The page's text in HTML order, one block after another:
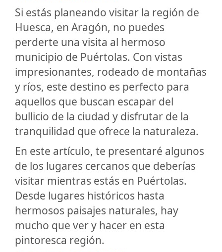
Si estás planeando visitar la región de
Huesca, en Aragón, no puedes
perderte una visita al hermoso
municipio de Puértolas. Con vistas
impresionantes, rodeado de montañas
y ríos, este destino es perfecto para
aquellos que buscan escapar del
bullicio de la ciudad y disfrutar de la
tranquilidad que ofrece la naturaleza.
En este artículo, te presentaré algunos
de los lugares cercanos que deberías
visitar mientras estás en Puértolas.
Desde lugares históricos hasta
hermosos paisajes naturales, hay
mucho que ver y hacer en esta
pintoresca región.